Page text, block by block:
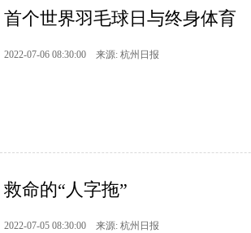
首个世界羽毛球日与终身体育
2022-07-06 08:30:00 来源: 杭州日报
救命的“人字拖”
2022-07-05 08:30:00 来源: 杭州日报